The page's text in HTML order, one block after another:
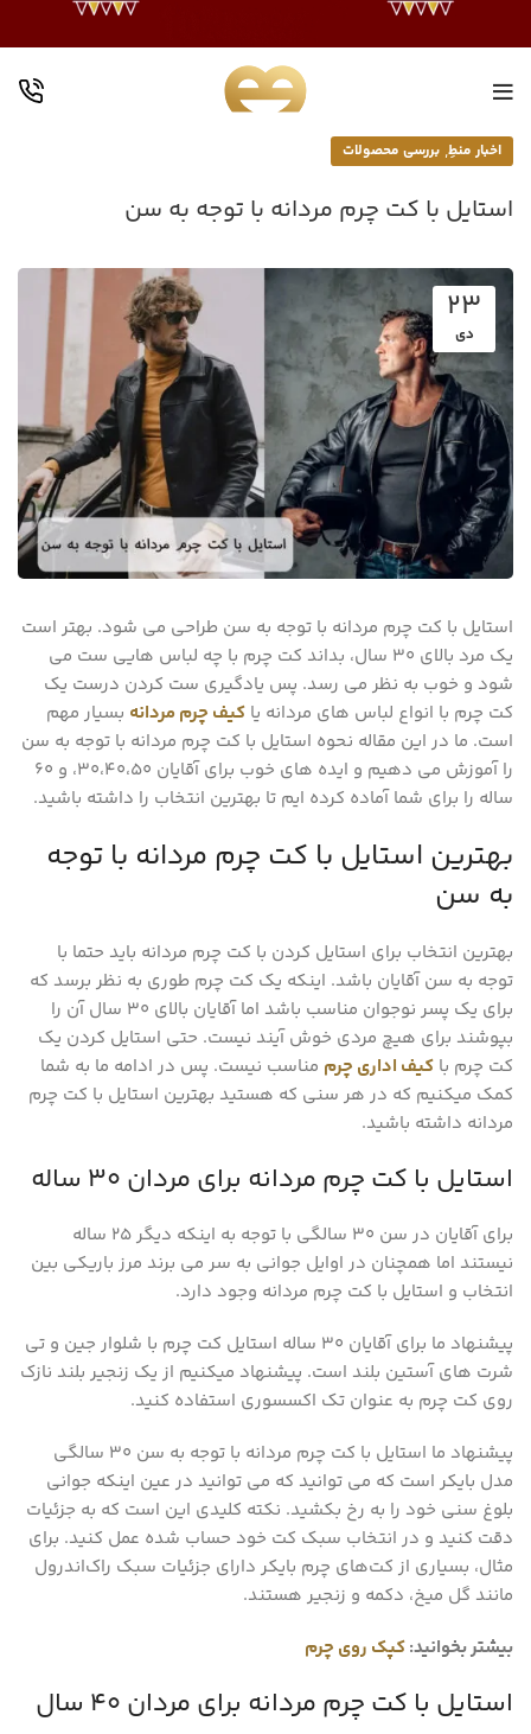
اخبار منطِ, بررسی محصولات
استایل با کت چرم مردانه با توجه به سن
23
دی
استایل با کت چرم مردانه با توجه به سن طراحی می شود. بهتر است
یک مرد بالای 30 سال، بداند کت چرم با چه لباس هایی ست می
شود و خوب به نظر می رسد. پس یادگیری ست کردن درست یک
کت چرم با انواع لباس های مردانه یا کیف چرم مردانه بسیار مهم
است. ما در این مقاله نحوه استایل با کت چرم مردانه با توجه به سن
را آموزش می دهیم و ایده های خوب برای آقایان 30،40،50، و 60
ساله را برای شما آماده کرده ایم تا بهترین انتخاب را داشته باشید.
بهترین استایل با کت چرم مردانه با توجه
به سن
بهترین انتخاب برای استایل کردن با کت چرم مردانه باید حتما با
توجه به سن آقایان باشد. اینکه یک کت چرم طوری به نظر برسد که
برای یک پسر نوجوان مناسب باشد اما آقایان بالای 30 سال آن را
بپوشند برای هیچ مردی خوش آیند نیست. حتی استایل کردن یک
کت چرم با کیف اداری چرم مناسب نیست. پس در ادامه ما به شما
کمک میکنیم که در هر سنی که هستید بهترین استایل با کت چرم
مردانه داشته باشید.
استایل با کت چرم مردانه برای مردان 30 ساله
برای آقایان در سن 30 سالگی با توجه به اینکه دیگر 25 ساله
نیستند اما همچنان در اوایل جوانی به سر می برند مرز باریکی بین
انتخاب و استایل با کت چرم مردانه وجود دارد.
پیشنهاد ما برای آقایان 30 ساله استایل کت چرم با شلوار جین و تی
شرت های آستین بلند است. پیشنهاد میکنیم از یک زنجیر بلند نازک
روی کت چرم به عنوان تک اکسسوری استفاده کنید.
پیشنهاد ما استایل با کت چرم مردانه با توجه به سن 30 سالگی
مدل بایکر است که می توانید که می توانید در عین اینکه جوانی
بلوغ سنی خود را به رخ بکشید. نکته کلیدی این است که به جزئیات
دقت کنید و در انتخاب سبک کت خود حساب شده عمل کنید. برای
مثال، بسیاری از کت‌های چرم بایکر دارای جزئیات سبک راک‌اندرول
مانند گل میخ، دکمه و زنجیر هستند.
بیشتر بخوانید:کپک روی چرم
استایل با کت چرم مردانه برای مردان 40 سال